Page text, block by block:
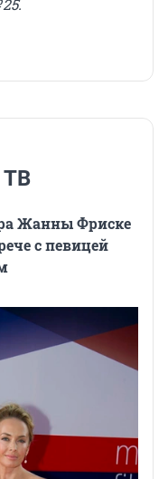
ТВ
Жанны Фриске
с певицей